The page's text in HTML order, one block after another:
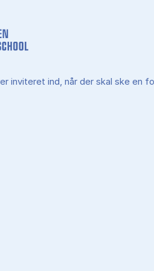
inviteret ind, når der skal ske en